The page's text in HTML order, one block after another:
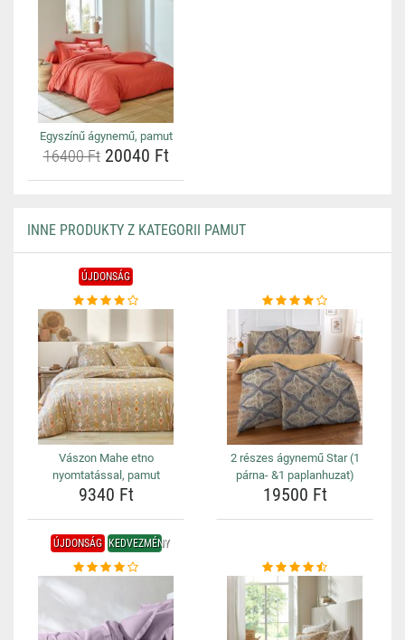
Egyszínű ágynemű, pamut
16400 Ft20040 Ft
INNE PRODUKTY Z KATEGORII PAMUT
ÚJDONSÁG
Vászon Mahe etno
nyomtatással, pamut
9340 Ft
2 részes ágynemű Star (1
párna- &1 paplanhuzat)
19500 Ft
ÚJDONSÁG KEDVEZMÉNY